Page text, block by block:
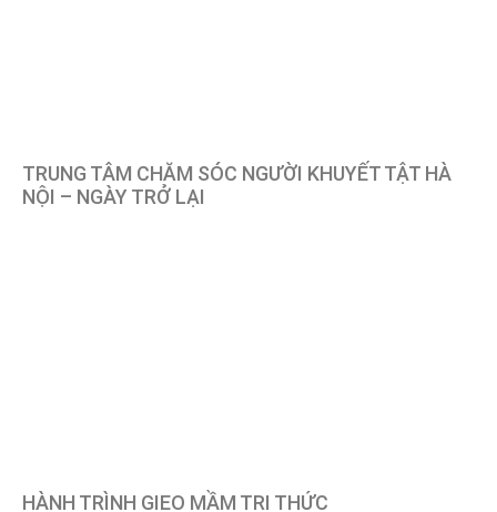
TRUNG TÂM CHĂM SÓC NGƯỜI KHUYẾT TẬT HÀ
NỘI – NGÀY TRỞ LẠI
HÀNH TRÌNH GIEO MẦM TRI THỨC